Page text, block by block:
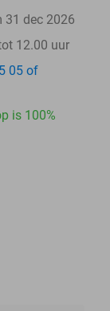
dec 2026
12.00 uur
05 of
is 100%